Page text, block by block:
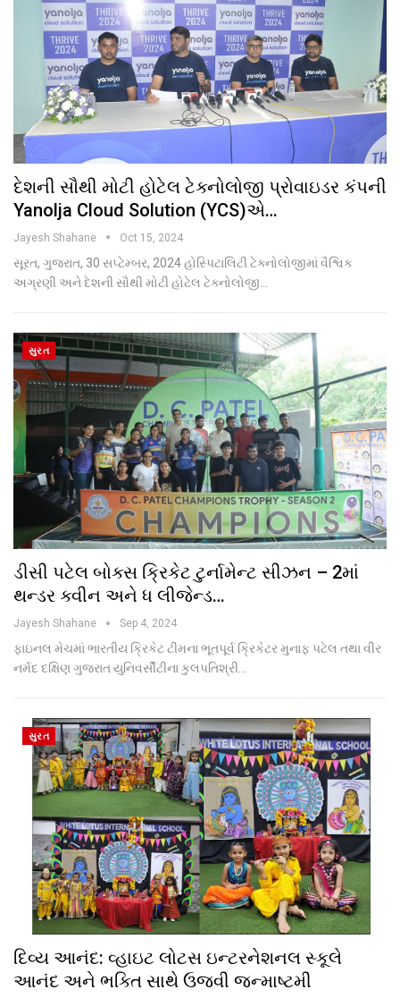
દેશની સૌથી મોટી હોટેલ ટેક્નોલોજી પ્રોવાઇડર કંપની
Yanolja Cloud Solution (YCS)એ…
Jayesh Shahane Oct 15, 2024
સૂરત, ગુજરાત, 30 સપ્ટેમ્બર, 2024 હોસ્પિટાલિટી ટેક્નોલોજીમાં વૈશ્વિક
અગ્રણી અને દેશની સૌથી મોટી હોટેલ ટેક્નોલોજી
સુરત
ડીસી પટેલ બોક્સ ક્રિકેટ ટુર્નામેન્ટ સીઝન – 2માં
થન્ડર ક્વીન અને ધ લીજેન્ડ…
Jayesh Shahane Sep 4, 2024
ફાઇનલ મેચમાં ભારતીય ક્રિકેટ ટીમના ભૂતપૂર્વ ક્રિકેટર મુનાફ પટેલ તથા વીર
નર્મદ દક્ષિણ ગુજરાત યુનિવર્સીટીના કુલપતિશ્રી…
સુરત
દિવ્ય આનંદ: વ્હાઇટ લોટસ ઇન્ટરનેશનલ સ્કૂલે
આનંદ અને ભક્તિ સાથે ઉજવી જન્માષ્ટમી